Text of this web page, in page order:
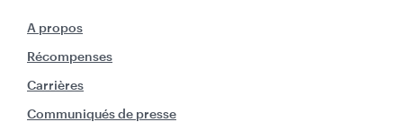
A propos
Récompenses
Carrières
Communiqués de presse